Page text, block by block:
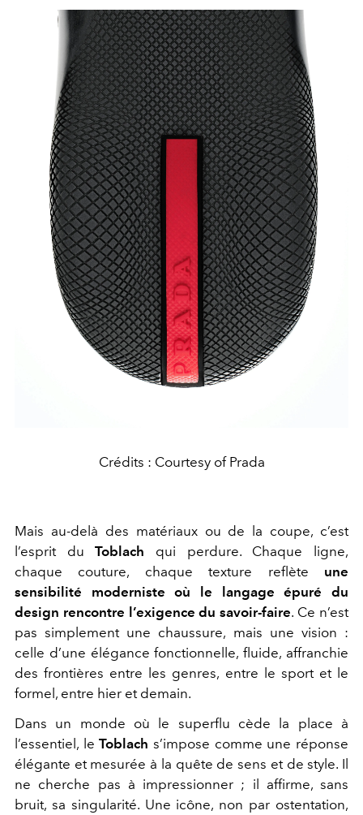
Crédits : Courtesy of Prada
Mais au-delà des matériaux ou de la coupe, c’est
l’esprit duToblach qui perdure. Chaque ligne,
chaque couture, chaque texture reflète une
sensibilité moderniste où le langage épuré du
design rencontre l’exigence du savoir-faire. Ce n’est
pas simplement une chaussure, mais une vision :
celle d’une élégance fonctionnelle, fluide, affranchie
des frontières entre les genres, entre le sport et le
formel, entre hier et demain.
Dans un monde où le superflu cède la place à
l’essentiel, leToblach s’impose comme une réponse
élégante et mesurée à la quête de sens et de style. Il
ne cherche pas à impressionner ; il affirme, sans
bruit, sa singularité. Une icône, non par ostentation,